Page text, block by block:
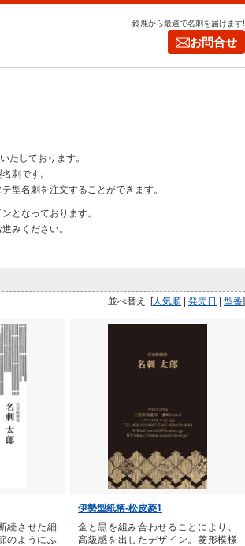
鈴鹿から最速で名刺を届けます!
お問合せ
たしております。
刺です。
型名刺を注文することができます。
となっております。
みください。
並べ替え: [人気順 発売日 型番]
続させた細
のようにふ
伊勢型紙柄-松皮菱1
金と黒を組み合わせることにより、
高級感を出したデザイン。菱形模様